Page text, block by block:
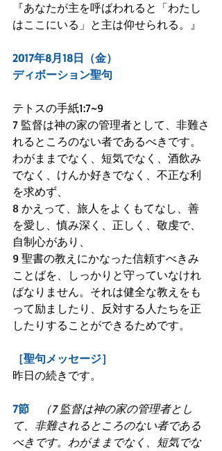
『あなたが主を呼ばわれると「わたし
はここにいる」と主は仰せられる。』
2017年8月18日（金）
ディボーション聖句
テトスの手紙1:7~9
7 監督は神の家の管理者として、非難さ
れるところのない者であるべきです。
わがままでなく、短気でなく、酒飲み
でなく、けんか好きでなく、不正な利
を求めず、
8 かえって、旅人をよくもてなし、善
を愛し、慎み深く、正しく、敬虔で、
自制心があり、
9 聖書の教えにかなった信頼すべきみ
ことばを、しっかりと守っていなけれ
ばなりません。それは健全な教えをも
って励ましたり、反対する人たちを正
したりすることができるためです。
［聖句メッセージ］
昨日の続きです。
7節
（7 監督は神の家の管理者とし
て、非難されるところのない者である
べきです。わがままでなく、短気でな